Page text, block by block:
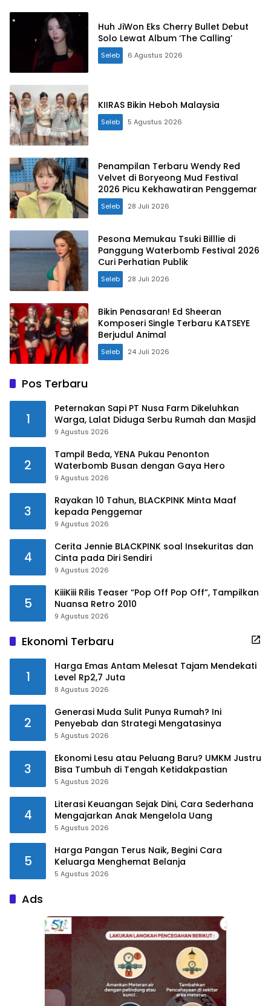
Huh JiWon Eks Cherry Bullet Debut
Solo Lewat Album ‘The Calling’
Seleb 6 Agustus 2026
KIIRAS Bikin Heboh Malaysia
Seleb 5 Agustus 2026
Penampilan Terbaru Wendy Red
Velvet di Boryeong Mud Festival
2026 Picu Kekhawatiran Penggemar
Seleb 28 Juli 2026
Pesona Memukau Tsuki Billlie di
Panggung Waterbomb Festival 2026
Curi Perhatian Publik
Seleb 28 Juli 2026
Bikin Penasaran! Ed Sheeran
Komposeri Single Terbaru KATSEYE
Berjudul Animal
Seleb 24 Juli 2026
Pos Terbaru
1
Peternakan Sapi PT Nusa Farm Dikeluhkan
Warga, Lalat Diduga Serbu Rumah dan Masjid
9 Agustus 2026
2
Tampil Beda, YENA Pukau Penonton
Waterbomb Busan dengan Gaya Hero
9 Agustus 2026
3
Rayakan 10 Tahun, BLACKPINK Minta Maaf
kepada Penggemar
9 Agustus 2026
4
Cerita Jennie BLACKPINK soal Insekuritas dan
Cinta pada Diri Sendiri
9 Agustus 2026
5
KiiiKiii Rilis Teaser “Pop Off Pop Off”, Tampilkan
Nuansa Retro 2010
9 Agustus 2026
Ekonomi Terbaru
1
Harga Emas Antam Melesat Tajam Mendekati
Level Rp2,7 Juta
8 Agustus 2026
2
Generasi Muda Sulit Punya Rumah? Ini
Penyebab dan Strategi Mengatasinya
5 Agustus 2026
3
Ekonomi Lesu atau Peluang Baru? UMKM Justru
Bisa Tumbuh di Tengah Ketidakpastian
5 Agustus 2026
4
Literasi Keuangan Sejak Dini, Cara Sederhana
Mengajarkan Anak Mengelola Uang
5 Agustus 2026
5
Harga Pangan Terus Naik, Begini Cara
Keluarga Menghemat Belanja
5 Agustus 2026
Ads